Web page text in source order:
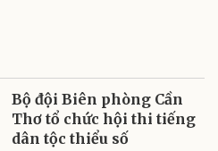
Bộ đội Biên phòng Cần
Thơ tổ chức hội thi tiếng
dân tộc thiểu số